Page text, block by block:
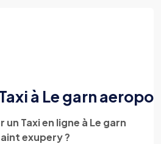
à Le garn
Taxi en ligne à Le garn
exupery ?